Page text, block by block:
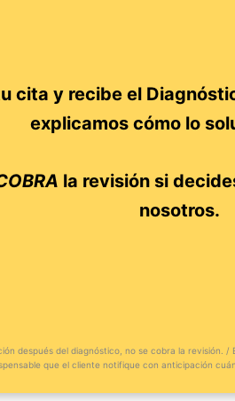
cita y recibe el
explicamos cómo lo
la revisión si
nosotros.
después del diagnóstico, no se cobra la revisión. /
que el cliente notifique con anticipación